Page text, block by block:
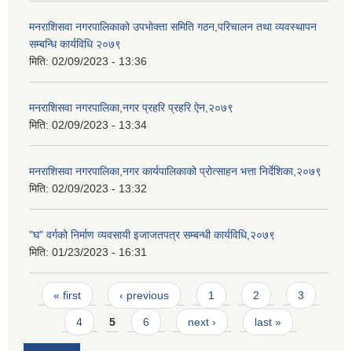
मनराशिसवा नगरपालिकाको उपभोक्ता समिति गठन,परिचालन तथा व्यवस्थापन
सम्बन्धि कार्यविधि २०७९
मिति: 02/09/2023 - 13:36
मनराशिसवा नगरपालिका,नगर प्रहरि प्रहरि ऐन,२०७९
मिति: 02/09/2023 - 13:34
मनराशिसवा नगरपालिका,नगर कार्यपालिकाको प्रोत्साहन भत्ता निर्देशिका,२०७९
मिति: 02/09/2023 - 13:32
"घ" वर्गको निर्माण व्यवसायी इजाजतपत्र सम्बन्धी कार्यविधि,२०७९
मिति: 01/23/2023 - 16:31
Pages
« first ‹ previous 1 2 3
4 5 6 next › last »